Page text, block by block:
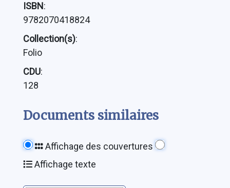
ISBN:
9782070418824
Collection(s):
Folio
CDU:
128
Documents similaires
Affichage des couvertures
Affichage texte